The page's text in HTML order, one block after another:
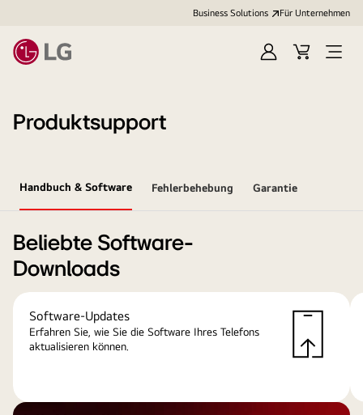
Business Solutions Für Unternehmen
Anmelden
Cart
Open
Produktsupport
Handbuch & Software Fehlerbehebung Garantie
Beliebte Software-
Downloads
Software-Updates
Erfahren Sie, wie Sie die Software Ihres Telefons
aktualisieren können.